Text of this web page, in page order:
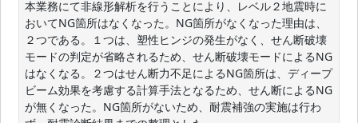
本業務にて非線形解析を行うことにより、レベル２地震時に
おいてNG箇所はなくなった。NG箇所がなくなった理由は、
２つである。１つは、塑性ヒンジの発生がなく、せん断破壊
モードの判定が省略されるため、せん断破壊モードによるNG
はなくなる。２つはせん断力不足によるNG箇所は、ディープ
ビーム効果を考慮する計算手法となるため、せん断によるNG
が無くなった。NG箇所がないため、耐震補強の実施は行わ